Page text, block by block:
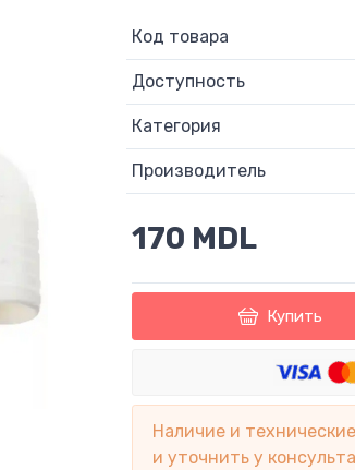
Код товара
Доступность
Категория
Производитель
170 MDL
Купить
Наличие и
и уточнить у